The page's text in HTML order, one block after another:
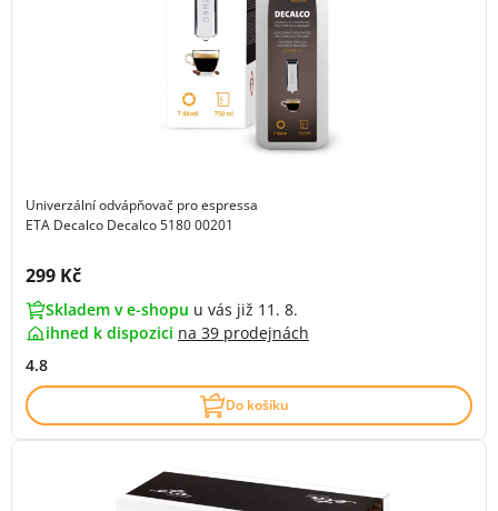
Univerzální odvápňovač pro espressa
ETA Decalco Decalco 5180 00201
Cena s DPH:
299 Kč
Skladem v e-shopu u vás již 11. 8.
ihned k dispozici na 39 prodejnách
4.8
Do košíku